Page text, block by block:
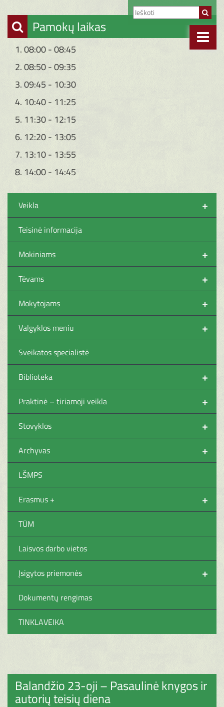
Pamokų laikas
1. 08:00 - 08:45
2. 08:50 - 09:35
3. 09:45 - 10:30
4. 10:40 - 11:25
5. 11:30 - 12:15
6. 12:20 - 13:05
7. 13:10 - 13:55
8. 14:00 - 14:45
+
Veikla
Teisinė informacija
+
Mokiniams
+
Tėvams
+
Mokytojams
+
Valgyklos meniu
Sveikatos specialistė
+
Biblioteka
+
Praktinė – tiriamoji veikla
+
Stovyklos
+
Archyvas
LŠMPS
+
Erasmus +
TŪM
Laisvos darbo vietos
+
Įsigytos priemonės
Dokumentų rengimas
TINKLAVEIKA
Balandžio 23-oji – Pasaulinė knygos ir
autorių teisių diena